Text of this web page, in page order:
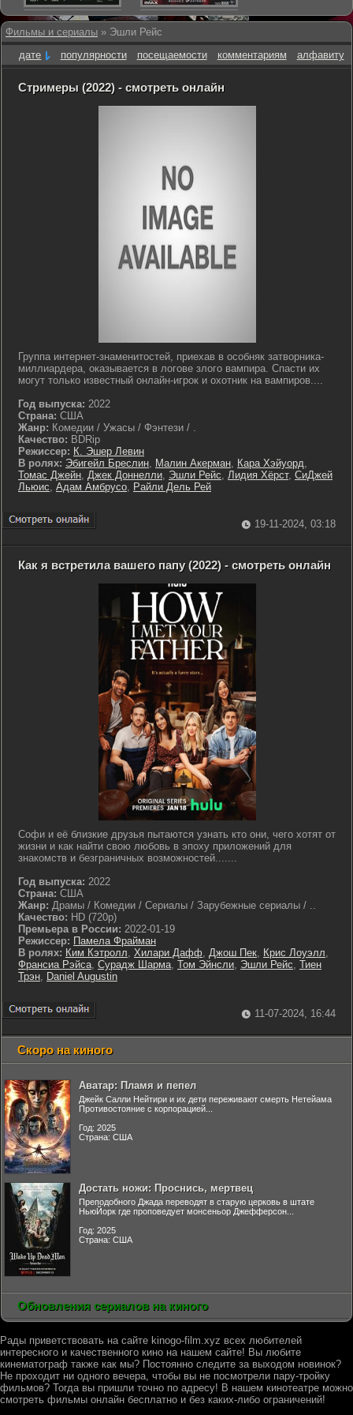
Фильмы и сериалы » Эшли Рейс
дате
популярности посещаемости комментариям алфавиту
Стримеры (2022) - смотреть онлайн
Группа интернет-знаменитостей, приехав в особняк затворника-
миллиардера, оказывается в логове злого вампира. Спасти их
могут только известный онлайн-игрок и охотник на вампиров....
Год выпуска: 2022
Страна: США
Жанр: Комедии / Ужасы / Фэнтези / .
Качество: BDRip
Режиссер: К. Эшер Левин
В ролях: Эбигейл Бреслин, Малин Акерман, Кара Хэйуорд,
Томас Джейн, Джек Доннелли, Эшли Рейс, Лидия Хёрст, СиДжей
Льюис, Адам Амбрусо, Райли Дель Рей
19-11-2024, 03:18
Как я встретила вашего папу (2022) - смотреть онлайн
Софи и её близкие друзья пытаются узнать кто они, чего хотят от
жизни и как найти свою любовь в эпоху приложений для
знакомств и безграничных возможностей.......
Год выпуска: 2022
Страна: США
Жанр: Драмы / Комедии / Сериалы / Зарубежные сериалы / ..
Качество: HD (720p)
Премьера в России: 2022-01-19
Режиссер: Памела Фрайман
В ролях: Ким Кэтролл, Хилари Дафф, Джош Пек, Крис Лоуэлл,
Франсиа Рэйса, Сурадж Шарма, Том Эйнсли, Эшли Рейс, Тиен
Трэн, Daniel Augustin
11-07-2024, 16:44
Скоро на киного
Аватар: Пламя и пепел
Джейк Салли Нейтири и их дети переживают смерть Нетейама
Противостояние с корпорацией...
Год: 2025
Страна: США
Достать ножи: Проснись, мертвец
Преподобного Джада переводят в старую церковь в штате
НьюЙорк где проповедует монсеньор Джефферсон...
Год: 2025
Страна: США
Обновления сериалов на киного
Рады приветствовать на сайте kinogo-film.xyz всех любителей
интересного и качественного кино на нашем сайте! Вы любите
кинематограф также как мы? Постоянно следите за выходом новинок?
Не проходит ни одного вечера, чтобы вы не посмотрели пару-тройку
фильмов? Тогда вы пришли точно по адресу! В нашем кинотеатре можно
смотреть фильмы онлайн бесплатно и без каких-либо ограничений!